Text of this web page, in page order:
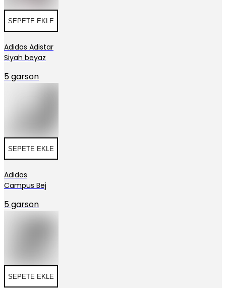
SEPETE EKLE
Adidas Adistar
Siyah beyaz
5 garson
SEPETE EKLE
Adidas
Campus Bej
5 garson
SEPETE EKLE